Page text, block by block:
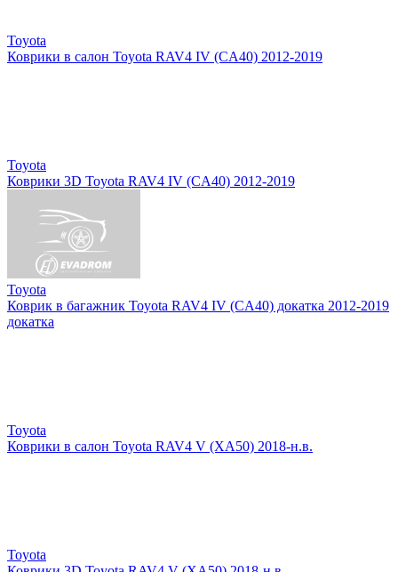
Toyota
Коврики в салон Toyota RAV4 IV (CA40) 2012-2019
Toyota
Коврики 3D Toyota RAV4 IV (CA40) 2012-2019
Toyota
Коврик в багажник Toyota RAV4 IV (CA40) докатка 2012-2019
докатка
Toyota
Коврики в салон Toyota RAV4 V (XA50) 2018-н.в.
Toyota